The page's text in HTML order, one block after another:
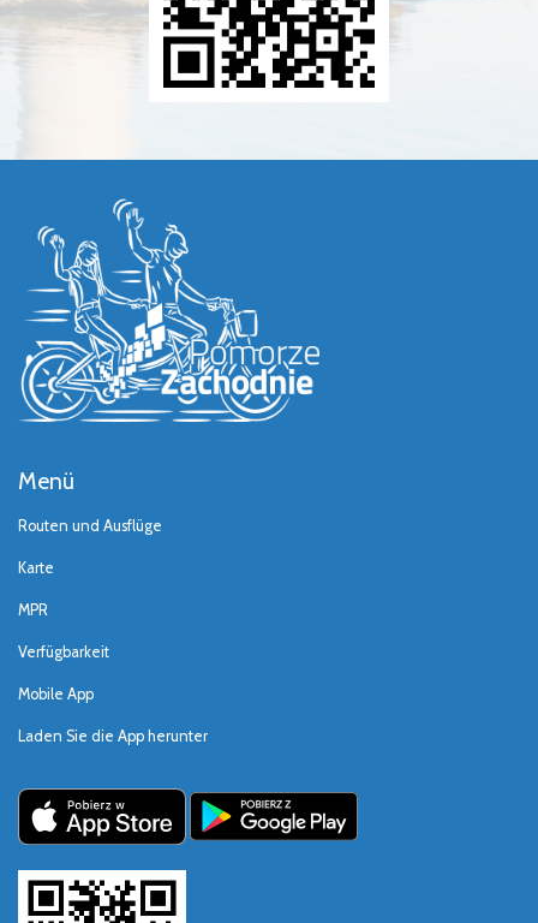
Menü
Routen und Ausflüge
Karte
MPR
Verfügbarkeit
Mobile App
Laden Sie die App herunter